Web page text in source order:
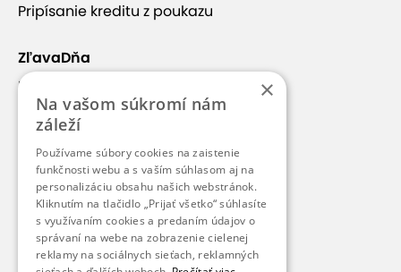
Pripísanie kreditu z poukazu
ZľavaDňa
Náš príbeh
Kontakt
Kariéra
Blog
Pre médiá
Pre partnerov
×
Na vašom súkromí nám
záleží
Používame súbory cookies na zaistenie
funkčnosti webu a s vaším súhlasom aj na
personalizáciu obsahu našich webstránok.
Kliknutím na tlačidlo „Prijať všetko“ súhlasíte
s využívaním cookies a predaním údajov o
správaní na webe na zobrazenie cielenej
reklamy na sociálnych sieťach, reklamných